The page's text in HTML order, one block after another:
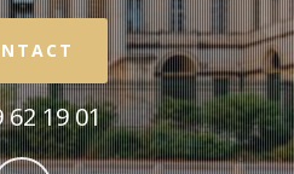
62 19 01